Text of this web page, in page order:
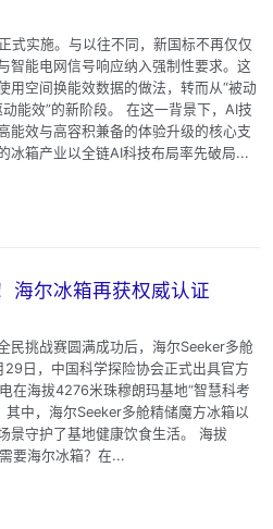
式实施。与以往不同，新国标不再仅仅
智能电网信号响应纳入强制性要求。这
用空间换能效数据的做法，转而从“被动
能效”的新阶段。 在这一背景下，AI技
能效与高容积兼备的体验升级的核心支
冰箱产业以全链AI科技布局率先破局...
海尔冰箱再获权威认证
民挑战赛圆满成功后，海尔Seeker多舱
日，中国科学探险协会正式出具官方
在海拔4276米珠穆朗玛基地“智慧科考
中，海尔Seeker多舱精储魔方冰箱以
景守护了基地健康饮食生活。 海拔
要海尔冰箱？在...